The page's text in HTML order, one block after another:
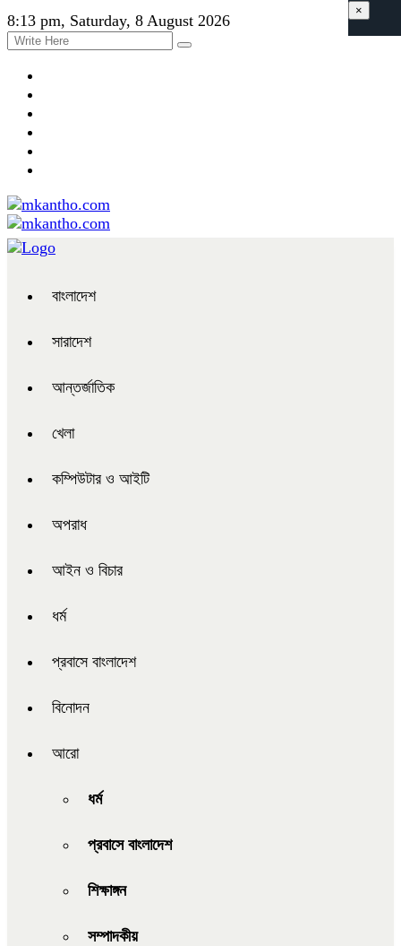
8:13 pm, Saturday, 8 August 2026
বাংলাদেশ
সারাদেশ
আন্তর্জাতিক
খেলা
কম্পিউটার ও আইটি
অপরাধ
আইন ও বিচার
ধর্ম
প্রবাসে বাংলাদেশ
বিনোদন
আরো
ধর্ম
প্রবাসে বাংলাদেশ
শিক্ষাঙ্গন
সম্পাদকীয়
×